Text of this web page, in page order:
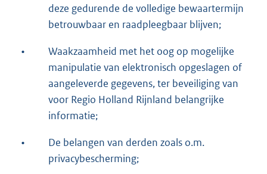
deze gedurende de volledige bewaartermijn
betrouwbaar en raadpleegbaar blijven;
•
Waakzaamheid met het oog op mogelijke
manipulatie van elektronisch opgeslagen of
aangeleverde gegevens, ter beveiliging van
voor Regio Holland Rijnland belangrijke
informatie;
•
De belangen van derden zoals o.m.
privacybescherming;